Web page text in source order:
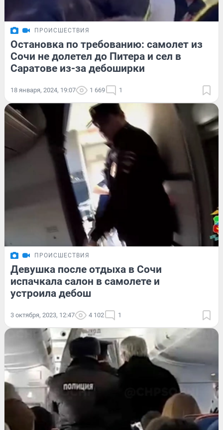
ПРОИСШЕСТВИЯ
Остановка по требованию: самолет из
Сочи не долетел до Питера и сел в
Саратове из-за дебоширки
18 января, 2024, 19:07 1 669 1
ПРОИСШЕСТВИЯ
Девушка после отдыха в Сочи
испачкала салон в самолете и
устроила дебош
3 октября, 2023, 12:47 4 102 1